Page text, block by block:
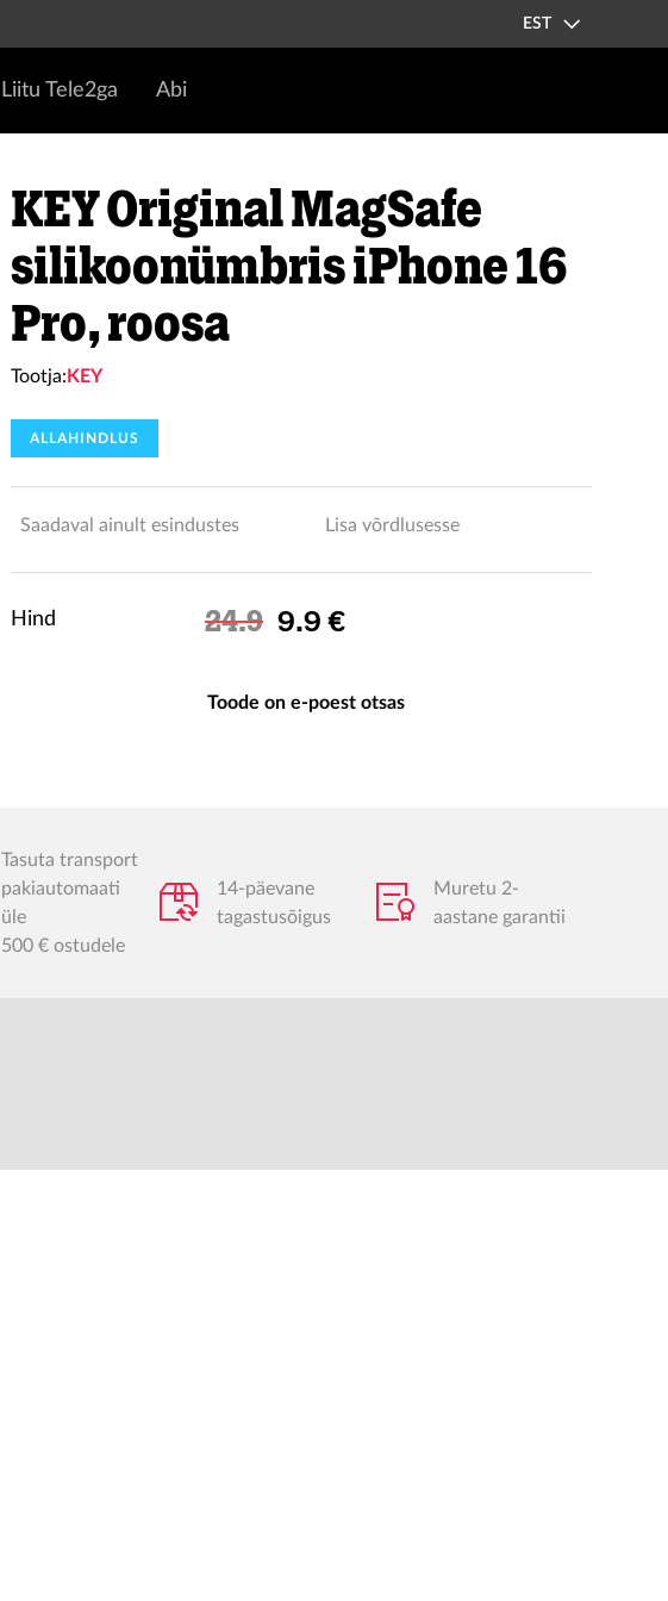
EST
Liitu Tele2ga Abi
KEY Original MagSafe
silikoonümbris iPhone 16
Pro, roosa
Tootja: KEY
ALLAHINDLUS
Saadaval ainult esindustes Lisa võrdlusesse
Hind 24.9 Soodushind
9.9 €
Toode on e-poest otsas
Tasuta transport
pakiautomaati
üle
500 € ostudele
14-päevane
tagastusõigus
Muretu 2-
aastane garantii